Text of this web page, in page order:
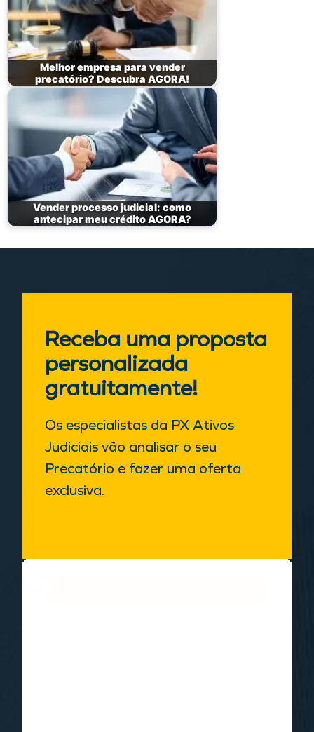
Melhor empresa para vender
precatório? Descubra AGORA!
Vender processo judicial: como
antecipar meu crédito AGORA?
Receba uma proposta
personalizada
gratuitamente!
Os especialistas da PX Ativos
Judiciais vão analisar o seu
Precatório e fazer uma oferta
exclusiva.